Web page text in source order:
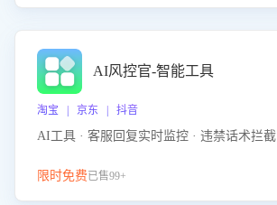
AI风控官-智能工具
淘宝 | 京东 | 抖音
AI工具 · 客服回复实时监控 · 违禁话术拦截
限时免费已售99+